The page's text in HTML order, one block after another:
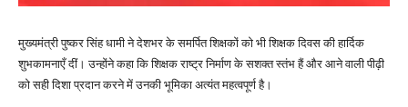
मुख्यमंत्री पुष्कर सिंह धामी ने देशभर के समर्पित शिक्षकों को भी शिक्षक दिवस की हार्दिक
शुभकामनाएँ दीं। उन्होंने कहा कि शिक्षक राष्ट्र निर्माण के सशक्त स्तंभ हैं और आने वाली पीढ़ी
को सही दिशा प्रदान करने में उनकी भूमिका अत्यंत महत्वपूर्ण है।